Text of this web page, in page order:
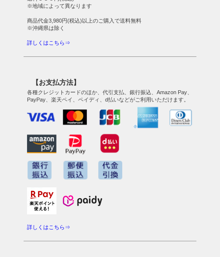
※地域によって異なります
商品代金3,980円(税込)以上のご購入で送料無料
※沖縄県は除く
詳しくはこちら⇒
【お支払方法】
各種クレジットカードのほか、代引支払、銀行振込、Amazon Pay、
PayPay、楽天ペイ、ペイディ、d払いなどがご利用いただけます。
詳しくはこちら⇒